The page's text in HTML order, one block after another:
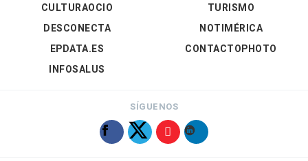
CULTURAOCIO
DESCONECTA
EPDATA.ES
INFOSALUS
TURISMO
NOTIMÉRICA
CONTACTOPHOTO
SÍGUENOS